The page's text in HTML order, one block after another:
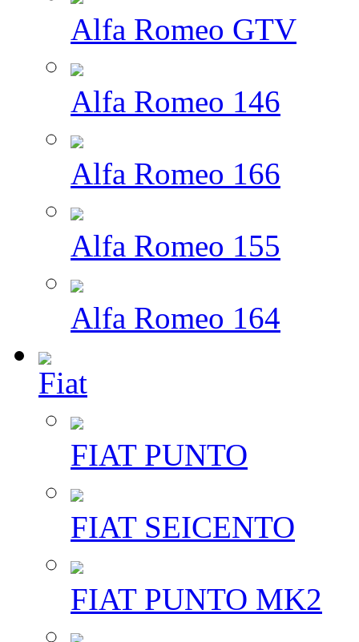
Alfa Romeo GTV
Alfa Romeo 146
Alfa Romeo 166
Alfa Romeo 155
Alfa Romeo 164
Fiat
FIAT PUNTO
FIAT SEICENTO
FIAT PUNTO MK2